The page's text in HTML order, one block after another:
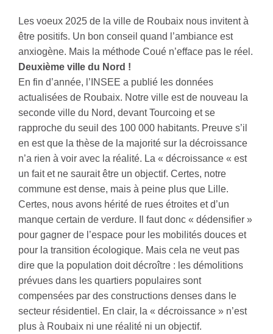
Les voeux 2025 de la ville de Roubaix nous invitent à
être positifs. Un bon conseil quand l’ambiance est
anxiogène. Mais la méthode Coué n’efface pas le réel.
Deuxième ville du Nord !
En fin d’année, l’INSEE a publié les données
actualisées de Roubaix. Notre ville est de nouveau la
seconde ville du Nord, devant Tourcoing et se
rapproche du seuil des 100 000 habitants. Preuve s’il
en est que la thèse de la majorité sur la décroissance
n’a rien à voir avec la réalité. La « décroissance « est
un fait et ne saurait être un objectif. Certes, notre
commune est dense, mais à peine plus que Lille.
Certes, nous avons hérité de rues étroites et d’un
manque certain de verdure. Il faut donc « dédensifier »
pour gagner de l’espace pour les mobilités douces et
pour la transition écologique. Mais cela ne veut pas
dire que la population doit décroître : les démolitions
prévues dans les quartiers populaires sont
compensées par des constructions denses dans le
secteur résidentiel. En clair, la « décroissance » n’est
plus à Roubaix ni une réalité ni un objectif.